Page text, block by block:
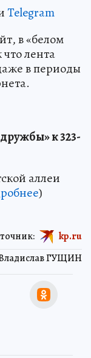
Telegram
в «белом
лента
в периоды
к 323-
аллеи
)
ГУЩИН
kp.ru